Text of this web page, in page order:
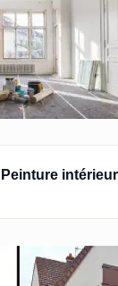
Peinture